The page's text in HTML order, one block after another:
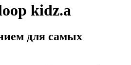
kidz.a
для самых